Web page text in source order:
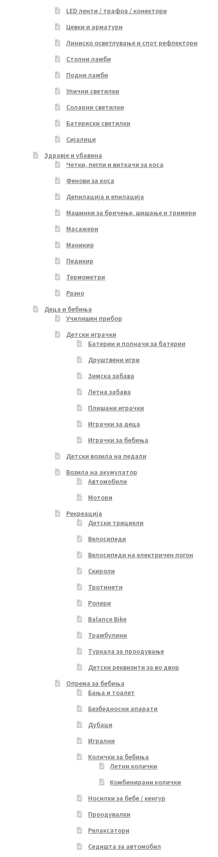
LED ленти / трафоа / конектори
Цевки и арматури
Линиско осветлување и спот рефлектори
Столни ламби
Подни ламби
Улични светилки
Соларни светилки
Батериски светилки
Сијалици
Здравје и убавина
Четки, пегли и виткачи за коса
Фенови за коса
Депилација и епилација
Машинки за бричење, шишање и тримери
Масажери
Маникир
Педикир
Термометри
Разно
Деца и бебиња
Училишен прибор
Детски играчки
Батерии и полначи за батерии
Друштвени игри
Зимска забава
Летна забава
Плишани играчки
Играчки за деца
Играчки за бебиња
Детски возила на педали
Возила на акумулатор
Автомобили
Мотори
Рекреација
Детски трицикли
Велосипеди
Велосипеди на електричен погон
Скироли
Тротинети
Ролери
Balance Bike
Трамбулини
Туркала за проодување
Детски реквизити за во двор
Опрема за бебиња
Бања и тоалет
Безбедносни апарати
Дубаци
Игрални
Колички за бебиња
Летни колички
Комбинирани колички
Носилки за бебе / кенгур
Проодувалки
Релаксатори
Седишта за автомобил